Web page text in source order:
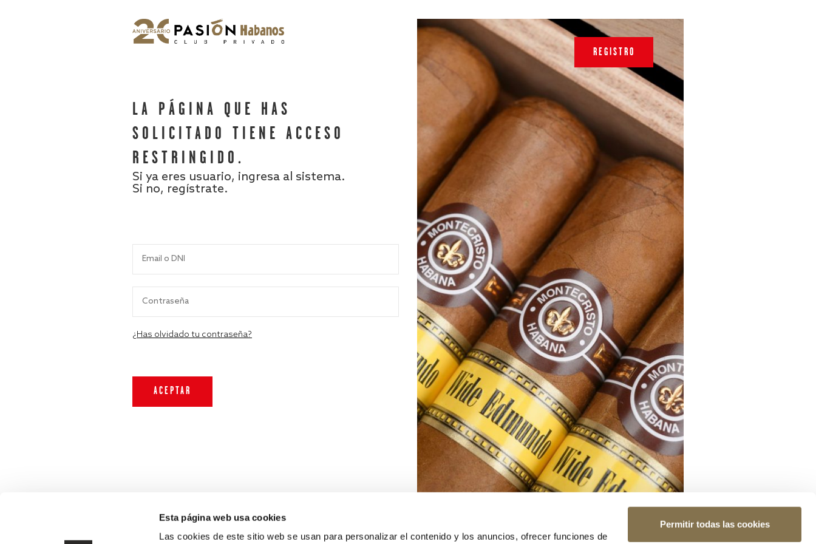
Esta página web usa cookies
Las cookies de este sitio web se usan para personalizar el contenido y los anuncios, ofrecer funciones de
Permitir todas las cookies
LA PÁGINA QUE HAS
SOLICITADO TIENE ACCESO
RESTRINGIDO.
Si ya eres usuario, ingresa al sistema.
Si no, regístrate.
¿Has olvidado tu contraseña?
REGISTRO